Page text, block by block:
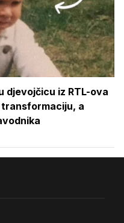
djevojčicu iz RTL-ova
transformaciju, a